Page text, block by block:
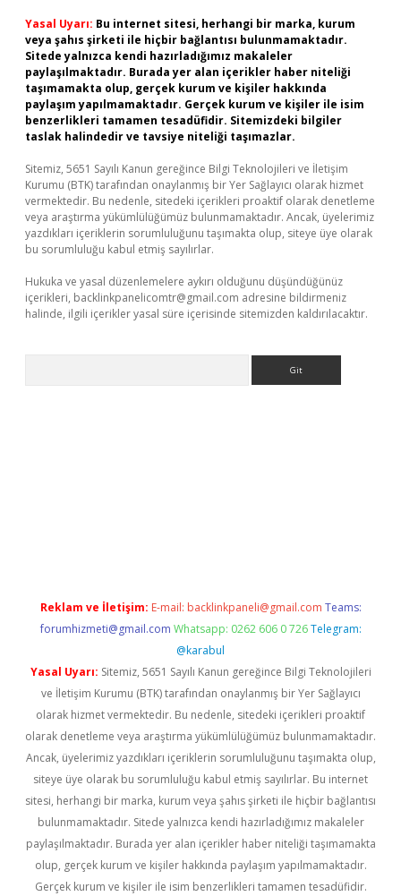
Yasal Uyarı: Bu internet sitesi, herhangi bir marka, kurum
veya şahıs şirketi ile hiçbir bağlantısı bulunmamaktadır.
Sitede yalnızca kendi hazırladığımız makaleler
paylaşılmaktadır. Burada yer alan içerikler haber niteliği
taşımamakta olup, gerçek kurum ve kişiler hakkında
paylaşım yapılmamaktadır. Gerçek kurum ve kişiler ile isim
benzerlikleri tamamen tesadüfidir. Sitemizdeki bilgiler
taslak halindedir ve tavsiye niteliği taşımazlar.
Sitemiz, 5651 Sayılı Kanun gereğince Bilgi Teknolojileri ve İletişim
Kurumu (BTK) tarafından onaylanmış bir Yer Sağlayıcı olarak hizmet
vermektedir. Bu nedenle, sitedeki içerikleri proaktif olarak denetleme
veya araştırma yükümlülüğümüz bulunmamaktadır. Ancak, üyelerimiz
yazdıkları içeriklerin sorumluluğunu taşımakta olup, siteye üye olarak
bu sorumluluğu kabul etmiş sayılırlar.
Hukuka ve yasal düzenlemelere aykırı olduğunu düşündüğünüz
içerikleri, backlinkpanelicomtr@gmail.com adresine bildirmeniz
halinde, ilgili içerikler yasal süre içerisinde sitemizden kaldırılacaktır.
Reklam ve İletişim: E-mail: backlinkpaneli@gmail.com Teams:
forumhizmeti@gmail.com Whatsapp: 0262 606 0 726 Telegram:
@karabul
Yasal Uyarı: Sitemiz, 5651 Sayılı Kanun gereğince Bilgi Teknolojileri
ve İletişim Kurumu (BTK) tarafından onaylanmış bir Yer Sağlayıcı
olarak hizmet vermektedir. Bu nedenle, sitedeki içerikleri proaktif
olarak denetleme veya araştırma yükümlülüğümüz bulunmamaktadır.
Ancak, üyelerimiz yazdıkları içeriklerin sorumluluğunu taşımakta olup,
siteye üye olarak bu sorumluluğu kabul etmiş sayılırlar. Bu internet
sitesi, herhangi bir marka, kurum veya şahıs şirketi ile hiçbir bağlantısı
bulunmamaktadır. Sitede yalnızca kendi hazırladığımız makaleler
paylaşılmaktadır. Burada yer alan içerikler haber niteliği taşımamakta
olup, gerçek kurum ve kişiler hakkında paylaşım yapılmamaktadır.
Gerçek kurum ve kişiler ile isim benzerlikleri tamamen tesadüfidir.